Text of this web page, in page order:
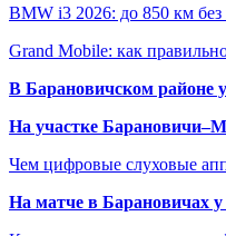
BMW i3 2026: до 850 км без
Grand Mobile: как
В Барановичском районе
На участке
Чем цифровые слуховые
На матче в Барановичах